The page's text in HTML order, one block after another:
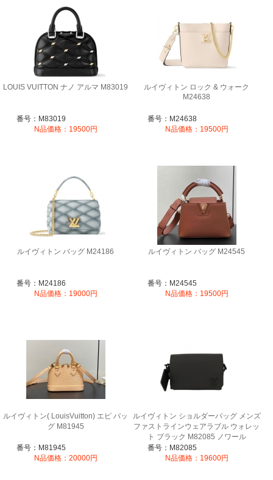
LOUIS VUITTON ナノ アルマ M83019
番号：M83019
N品価格：19500円
ルイヴィトン ロック & ウォーク
M24638
番号：M24638
N品価格：19500円
ルイヴィトン バッグ M24186
番号：M24186
N品価格：19000円
ルイヴィトン バッグ M24545
番号：M24545
N品価格：19500円
ルイヴィトン( LouisVuitton) エピ バッ
グ M81945
番号：M81945
N品価格：20000円
ルイヴィトン ショルダーバッグ メンズ
ファストラインウェアラブル ウォレッ
ト ブラック M82085 ノワール
番号：M82085
N品価格：19600円